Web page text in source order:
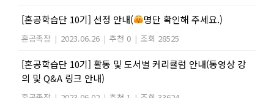
[혼공학습단 10기] 선정 안내( 명단 확인해 주세요.)
혼공족장 | 2023.06.26 | 추천 0 | 조회 28525
[혼공학습단 10기] 활동 및 도서별 커리큘럼 안내(동영상 강
의 및 Q&A 링크 안내)